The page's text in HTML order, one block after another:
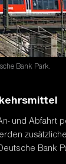
Bank Park.
und Abfahrt
Bank